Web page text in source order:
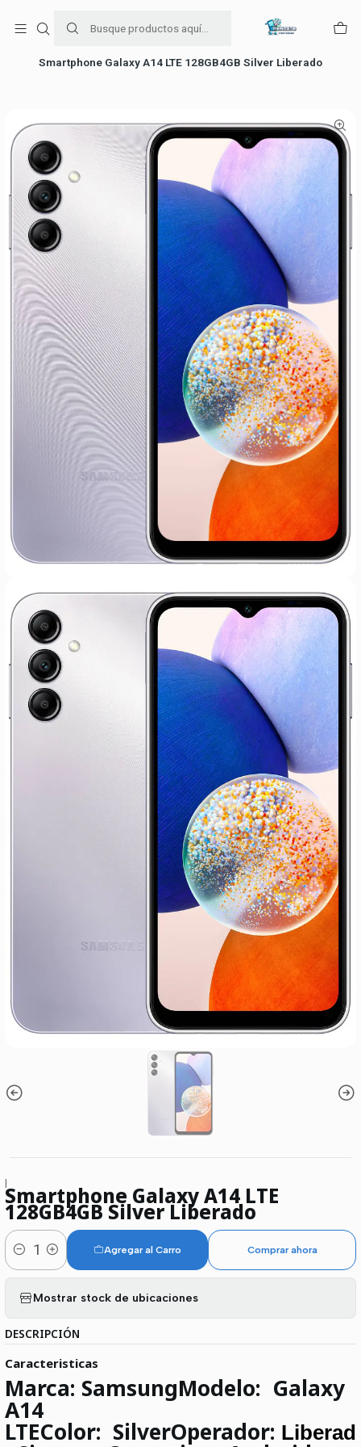
+56954787534
Smartphone Galaxy A14 LTE 128GB4GB Silver Liberado
|Smartphone Galaxy A14 LTE
128GB4GB Silver Liberado
Cantidad
Agregar al Carro Comprar ahora
Mostrar stock de ubicaciones
DESCRIPCIÓN
Caracteristicas
Marca: SamsungModelo: Galaxy
A14
LTEColor: SilverOperador: Liberad